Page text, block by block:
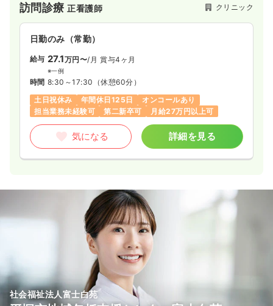
訪問診療正看護師 クリニック
日勤のみ（常勤）
給与 27.1万円〜/月 賞与4ヶ月
※一例
時間 8:30～17:30 （休憩60分）
土日祝休み
年間休日125日
オンコールあり
担当業務未経験可
第二新卒可 月給27万円以上可
気になる 詳細を見る
社会福祉法人富士白苑